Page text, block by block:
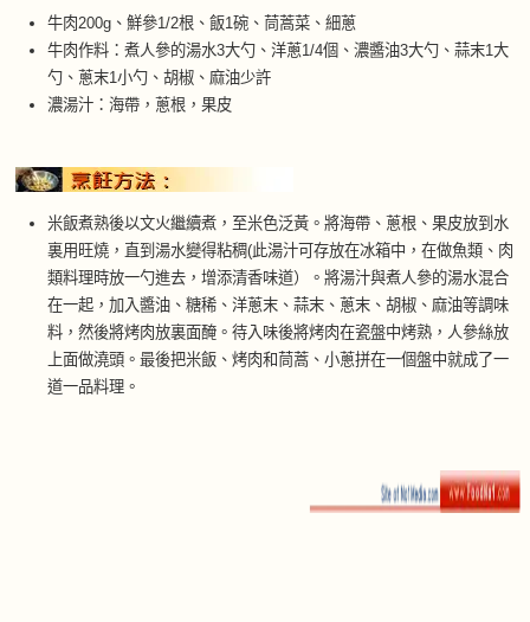
牛肉200g、鮮參1/2根、飯1碗、茼蒿菜、細蔥
牛肉作料：煮人參的湯水3大勺、洋蔥1/4個、濃醬油3大勺、蒜末1大
勺、蔥末1小勺、胡椒、麻油少許
濃湯汁：海帶，蔥根，果皮
米飯煮熟後以文火繼續煮，至米色泛黃。將海帶、蔥根、果皮放到水
裏用旺燒，直到湯水變得粘稠(此湯汁可存放在冰箱中，在做魚類、肉
類料理時放一勺進去，增添清香味道）。將湯汁與煮人參的湯水混合
在一起，加入醬油、糖稀、洋蔥末、蒜末、蔥末、胡椒、麻油等調味
料，然後將烤肉放裏面醃。待入味後將烤肉在瓷盤中烤熟，人參絲放
上面做澆頭。最後把米飯、烤肉和茼蒿、小蔥拼在一個盤中就成了一
道一品料理。